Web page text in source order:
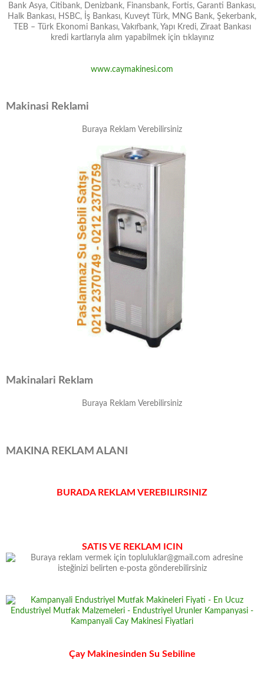
Bank Asya, Citibank, Denizbank, Finansbank, Fortis, Garanti Bankası,
Halk Bankası, HSBC, İş Bankası, Kuveyt Türk, MNG Bank, Şekerbank,
TEB – Türk Ekonomi Bankası, Vakıfbank, Yapı Kredi, Ziraat Bankası
kredi kartlarıyla alım yapabilmek için tıklayınız
www.caymakinesi.com
Makinasi Reklami
Buraya Reklam Verebilirsiniz
Makinalari Reklam
Buraya Reklam Verebilirsiniz
MAKINA REKLAM ALANI
BURADA REKLAM VEREBILIRSINIZ
SATIS VE REKLAM ICIN
Çay Makinesinden Su Sebiline